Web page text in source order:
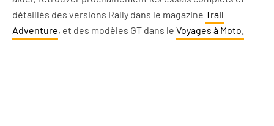
détaillés des versions Rally dans le magazine Trail
Adventure, et des modèles GT dans le Voyages à Moto.